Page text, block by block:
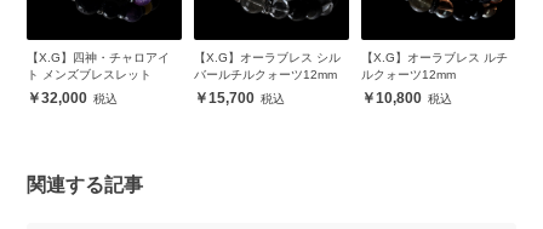
【X.G】四神・チャロアイ
ト メンズブレスレット
32,000
【X.G】オーラブレス シル
バールチルクォーツ12mm
15,700
【X.G】オーラブレス ルチ
ルクォーツ12mm
10,800
関連する記事